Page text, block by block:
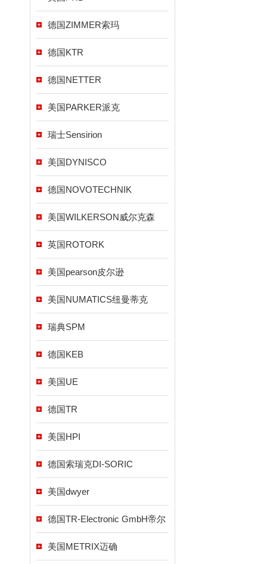
德国ZIMMER索玛
德国KTR
德国NETTER
美国PARKER派克
瑞士Sensirion
美国DYNISCO
德国NOVOTECHNIK
美国WILKERSON威尔克森
英国ROTORK
美国pearson皮尔逊
美国NUMATICS纽曼蒂克
瑞典SPM
德国KEB
美国UE
德国TR
美国HPI
德国索瑞克DI-SORIC
美国dwyer
德国TR-Electronic GmbH帝尔
美国METRIX迈确